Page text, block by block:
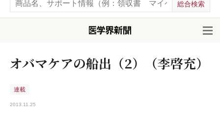
オバマケアの船出（2）（李啓充）
連載
2013.11.25